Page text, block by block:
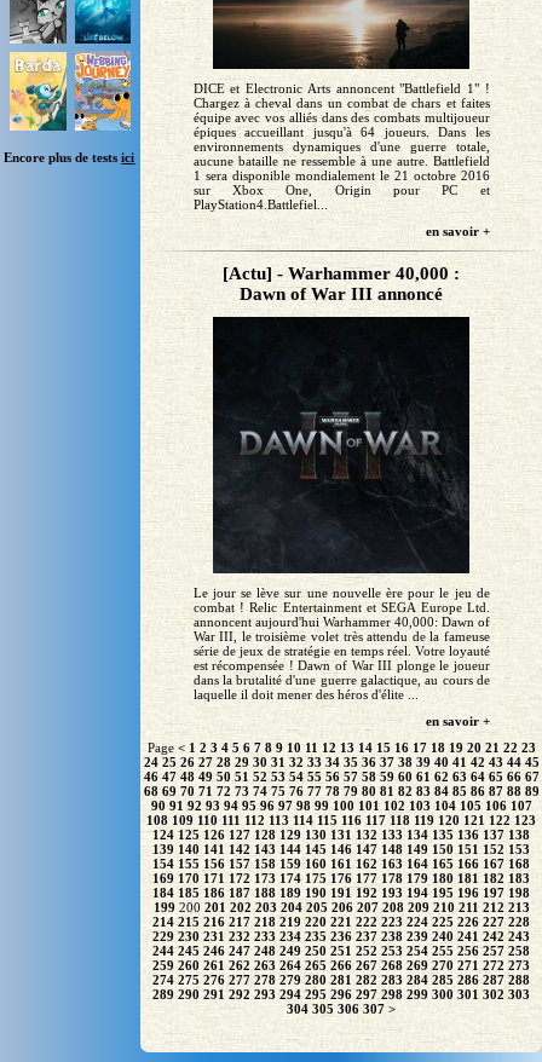
Encore plus de testsici
DICE et Electronic Arts annoncent "Battlefield 1" !
Chargez à cheval dans un combat de chars et faites
équipe avec vos alliés dans des combats multijoueur
épiques accueillant jusqu'à 64 joueurs. Dans les
environnements dynamiques d'une guerre totale,
aucune bataille ne ressemble à une autre. Battlefield
1 sera disponible mondialement le 21 octobre 2016
sur Xbox One, Origin pour PC et
PlayStation4.Battlefiel...
en savoir +
[Actu] - Warhammer 40,000 :
Dawn of War III annoncé
Le jour se lève sur une nouvelle ère pour le jeu de
combat ! Relic Entertainment et SEGA Europe Ltd.
annoncent aujourd'hui Warhammer 40,000: Dawn of
War III, le troisième volet très attendu de la fameuse
série de jeux de stratégie en temps réel. Votre loyauté
est récompensée ! Dawn of War III plonge le joueur
dans la brutalité d'une guerre galactique, au cours de
laquelle il doit mener des héros d'élite ...
en savoir +
Page < 1 2 3 4 5 6 7 8 9 10 11 12 13 14 15 16 17 18 19 20 21 22 23
24 25 26 27 28 29 30 31 32 33 34 35 36 37 38 39 40 41 42 43 44 45
46 47 48 49 50 51 52 53 54 55 56 57 58 59 60 61 62 63 64 65 66 67
68 69 70 71 72 73 74 75 76 77 78 79 80 81 82 83 84 85 86 87 88 89
90 91 92 93 94 95 96 97 98 99 100 101 102 103 104 105 106 107
108 109 110 111 112 113 114 115 116 117 118 119 120 121 122 123
124 125 126 127 128 129 130 131 132 133 134 135 136 137 138
139 140 141 142 143 144 145 146 147 148 149 150 151 152 153
154 155 156 157 158 159 160 161 162 163 164 165 166 167 168
169 170 171 172 173 174 175 176 177 178 179 180 181 182 183
184 185 186 187 188 189 190 191 192 193 194 195 196 197 198
199200 201 202 203 204 205 206 207 208 209 210 211 212 213
214 215 216 217 218 219 220 221 222 223 224 225 226 227 228
229 230 231 232 233 234 235 236 237 238 239 240 241 242 243
244 245 246 247 248 249 250 251 252 253 254 255 256 257 258
259 260 261 262 263 264 265 266 267 268 269 270 271 272 273
274 275 276 277 278 279 280 281 282 283 284 285 286 287 288
289 290 291 292 293 294 295 296 297 298 299 300 301 302 303
304 305 306 307 >